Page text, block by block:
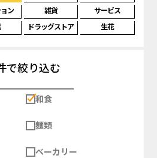
ン 雑貨
サービス
ドラッグストア 生花
で絞り込む
和食
麺類
ベーカリー